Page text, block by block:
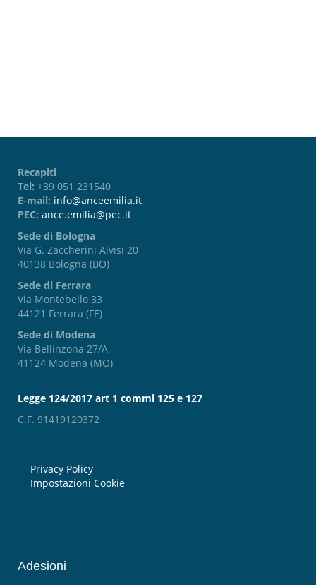
Recapiti
Tel: +39 051 231540
E-mail: info@anceemilia.it
PEC: ance.emilia@pec.it
Sede di Bologna
Via G. Zaccherini Alvisi 20
40138 Bologna (BO)
Sede di Ferrara
Via Montebello 33
44121 Ferrara (FE)
Sede di Modena
Via Bellinzona 27/A
41124 Modena (MO)
Legge 124/2017 art 1 commi 125 e 127
C.F. 91419120372
Privacy Policy
Impostazioni Cookie
Adesioni